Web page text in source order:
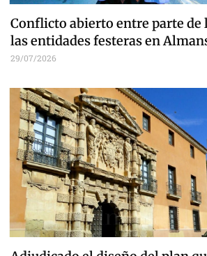
Conflicto abierto entre parte de
las entidades festeras en
29/07/2026